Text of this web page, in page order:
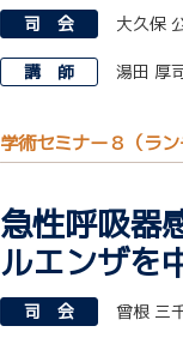
司 会 大久保
講 師 湯田 厚
学術セミナー８（ラ
急性呼吸器
ルエンザを
司 会 曾根 三